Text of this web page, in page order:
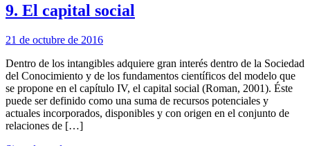
9. El capital social
21 de octubre de 2016
Dentro de los intangibles adquiere gran interés dentro de la Sociedad
del Conocimiento y de los fundamentos científicos del modelo que
se propone en el capítulo IV, el capital social (Roman, 2001). Éste
puede ser definido como una suma de recursos potenciales y
actuales incorporados, disponibles y con origen en el conjunto de
relaciones de […]